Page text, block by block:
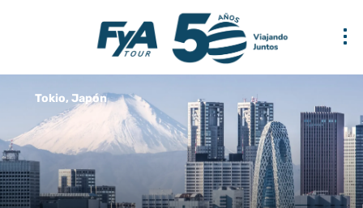
Tokio, Japón